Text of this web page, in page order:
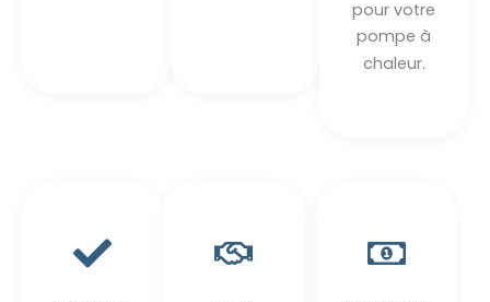
pour votre
pompe à
chaleur.